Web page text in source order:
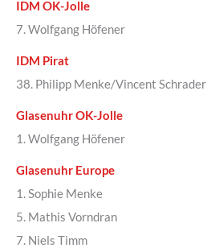
IDM OK-Jolle
7. Wolfgang Höfener
IDM Pirat
38. Philipp Menke/Vincent Schrader
Glasenuhr OK-Jolle
1. Wolfgang Höfener
Glasenuhr Europe
1. Sophie Menke
5. Mathis Vorndran
7. Niels Timm